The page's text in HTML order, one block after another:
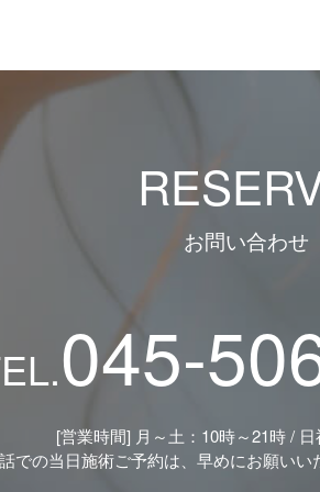
お問い合わせ
045-
[営業時間] 月～土：10時～21時 /
での当日施術ご予約は、早めにお願いい